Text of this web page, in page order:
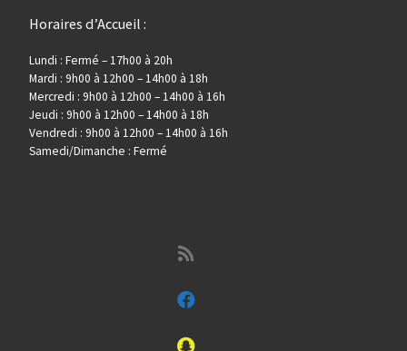
Horaires d’Accueil :
Lundi : Fermé – 17h00 à 20h
Mardi : 9h00 à 12h00 – 14h00 à 18h
Mercredi : 9h00 à 12h00 – 14h00 à 16h
Jeudi : 9h00 à 12h00 – 14h00 à 18h
Vendredi : 9h00 à 12h00 – 14h00 à 16h
Samedi/Dimanche : Fermé